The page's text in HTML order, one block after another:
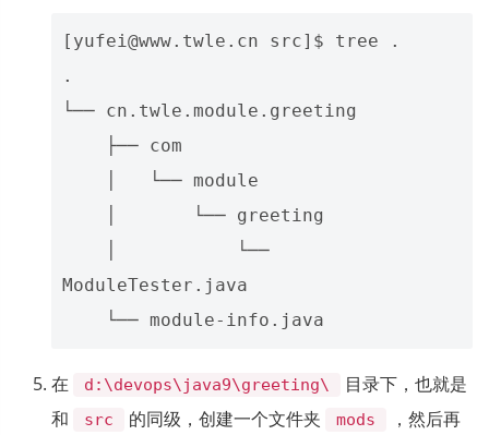
[yufei@www.twle.cn src]$ tree .
.
└── cn.twle.module.greeting
ModuleTester.java
在 d:\devops\java9\greeting\
目录下，也就是
和
src 的同级，创建一个文件夹 mods
，然后再